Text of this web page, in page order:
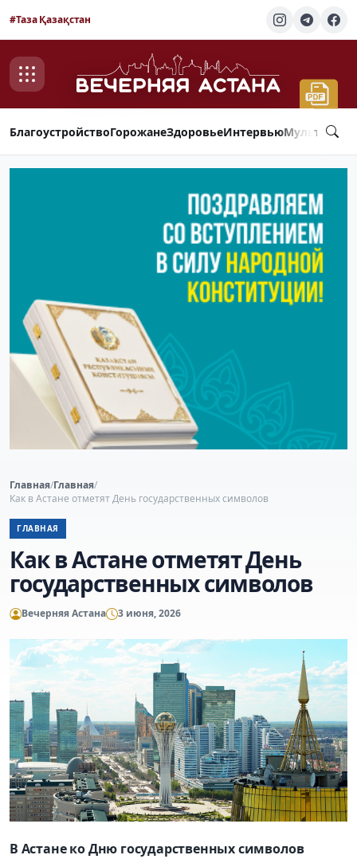
#Таза Қазақстан
БлагоустройствоГорожанеЗдоровьеИнтервью
Главная/Главная/
Как в Астане отметят День государственных символов
ГЛАВНАЯ
Как в Астане отметят День
государственных символов
Вечерняя Астана 3 июня, 2026
В Астане ко Дню государственных символов